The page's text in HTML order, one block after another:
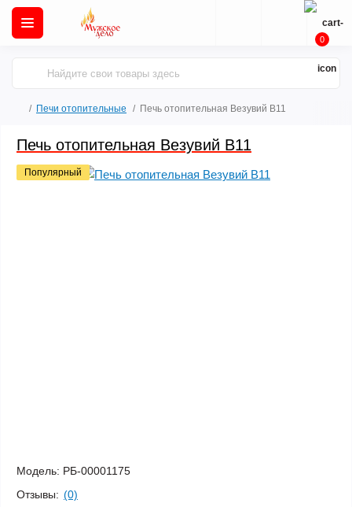
0
Печи отопительные Печь отопительная Везувий В11
Печь отопительная Везувий В11
Популярный
Модель: РБ-00001175
Отзывы: (0)